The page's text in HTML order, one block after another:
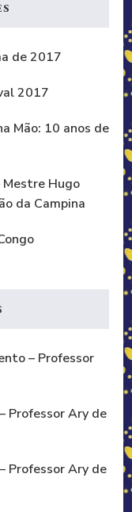
de 2017
2017
Mão: 10 anos de
Mestre Hugo
da Campina
– Professor
Professor Ary de
Professor Ary de